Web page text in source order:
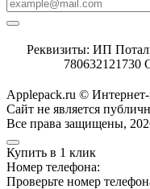
Реквизиты: ИП
Applepack.ru © Интернет-
Cайт не является
Все права защищены,
Купить в 1 клик
Номер телефона:
Проверьте номер